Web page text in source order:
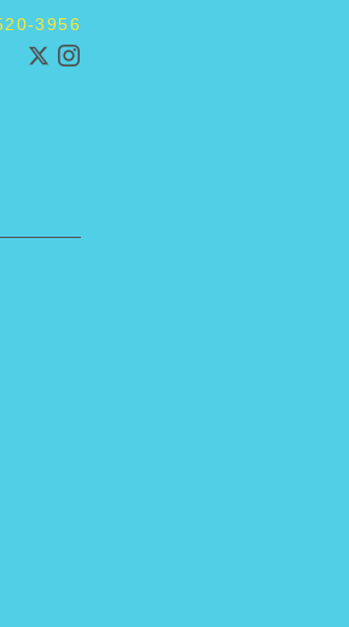
3956